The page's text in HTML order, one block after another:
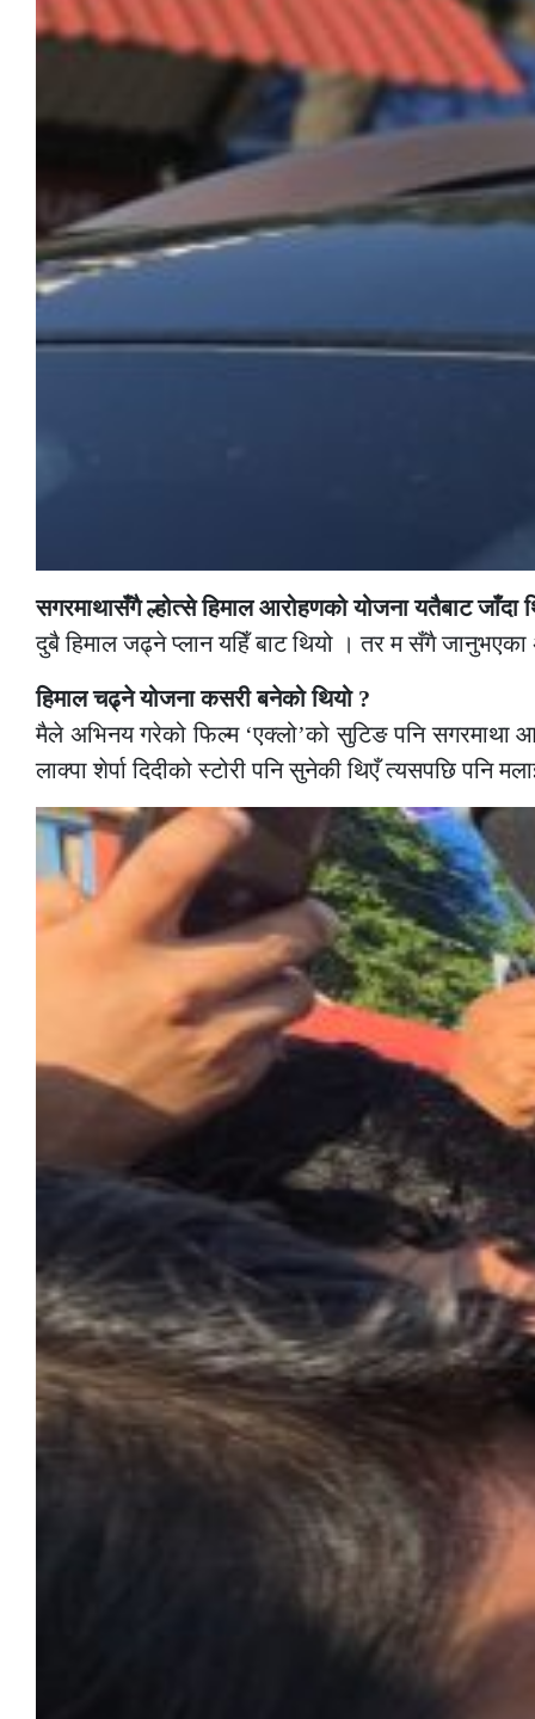
सगरमाथासँगै ल्होत्से हिमाल आरोहणको योजना यतैबाट जाँदा
दुबै हिमाल जढ्ने प्लान यहिँ बाट थियो । तर म सँगै जानुभएका
हिमाल चढ्ने योजना कसरी बनेको थियो ?
मैले अभिनय गरेको फिल्म ‘एक्लो’को सुटिङ पनि सगरमाथा
लाक्पा शेर्पा दिदीको स्टोरी पनि सुनेकी थिएँ त्यसपछि पनि